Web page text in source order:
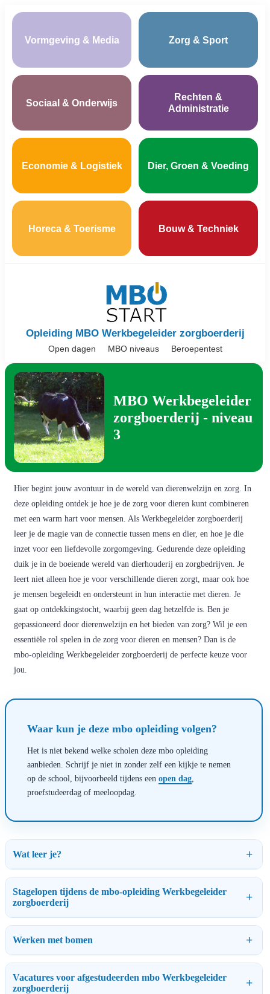
Vormgeving & Media Zorg & Sport
Sociaal & Onderwijs
Rechten &
Administratie
Economie & Logistiek Dier, Groen & Voeding
Horeca & Toerisme Bouw & Techniek
Opleiding MBO Werkbegeleider zorgboerderij
Open dagen MBO niveaus Beroepentest
MBO Werkbegeleider
zorgboerderij - niveau
3
Hier begint jouw avontuur in de wereld van dierenwelzijn en zorg. In
deze opleiding ontdek je hoe je de zorg voor dieren kunt combineren
met een warm hart voor mensen. Als Werkbegeleider zorgboerderij
leer je de magie van de connectie tussen mens en dier, en hoe je die
inzet voor een liefdevolle zorgomgeving. Gedurende deze opleiding
duik je in de boeiende wereld van dierhouderij en zorgbedrijven. Je
leert niet alleen hoe je voor verschillende dieren zorgt, maar ook hoe
je mensen begeleidt en ondersteunt in hun interactie met dieren. Je
gaat op ontdekkingstocht, waarbij geen dag hetzelfde is. Ben je
gepassioneerd door dierenwelzijn en het bieden van zorg? Wil je een
essentiële rol spelen in de zorg voor dieren en mensen? Dan is de
mbo-opleiding Werkbegeleider zorgboerderij de perfecte keuze voor
jou.
Waar kun je deze mbo opleiding volgen?
Het is niet bekend welke scholen deze mbo opleiding
aanbieden. Schrijf je niet in zonder zelf een kijkje te nemen
op de school, bijvoorbeeld tijdens een open dag
proefstudeerdag of meeloopdag.
Wat leer je?
Stagelopen tijdens de mbo-opleiding Werkbegeleider
zorgboerderij
Werken met bomen
Vacatures voor afgestudeerden mbo Werkbegeleider
zorgboerderij